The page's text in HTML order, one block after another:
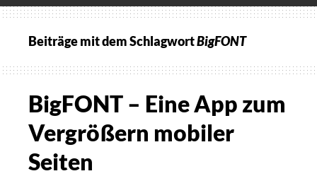
Beiträge mit dem SchlagwortBigFONT
BigFONT – Eine App zum
Vergrößern mobiler
Seiten